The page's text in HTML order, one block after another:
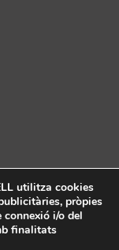
Política de cookies
3 - 08007
utilitza cookies
pròpies
connexió i/o del
finalitats